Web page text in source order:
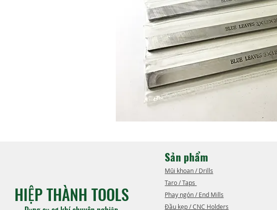
HIỆP THÀNH TOOLS
Sản phẩm
Mũi khoan / Drills
Taro / Taps ​
Phay ngón / End Mills​
Đầu kẹp / CNC Holders